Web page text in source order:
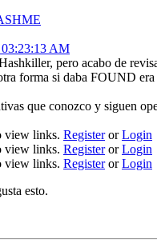
03:23:13 AM
pero acabo de
forma si daba FOUND
que conozco y siguen
view links. RegisterorLogin
view links. RegisterorLogin
view links. RegisterorLogin
esto.